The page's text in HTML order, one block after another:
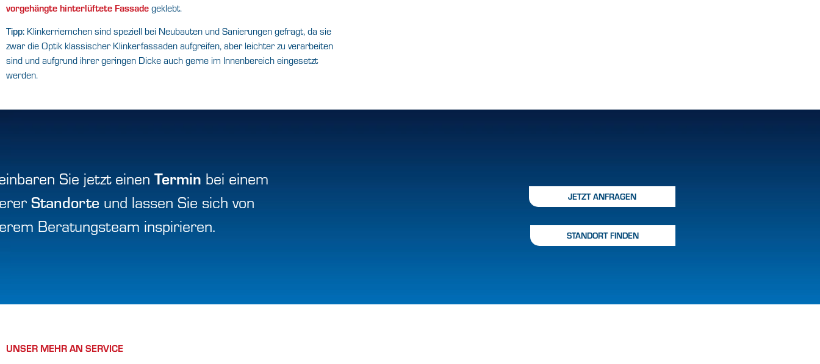
vorgehängte hinterlüftete Fassade geklebt.
Tipp: Klinkerriemchen sind speziell bei Neubauten und Sanierungen gefragt, da sie
zwar die Optik klassischer Klinkerfassaden aufgreifen, aber leichter zu verarbeiten
sind und aufgrund ihrer geringen Dicke auch gerne im Innenbereich eingesetzt
werden.
Sie jetzt einen Termin bei einem
Standorte und lassen Sie sich von
Beratungsteam inspirieren.
JETZT ANFRAGEN
STANDORT FINDEN
UNSER MEHR AN SERVICE